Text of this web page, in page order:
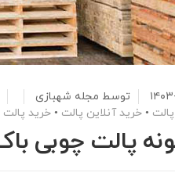
۲۱ توسط مجله شهبازی
• خرید آنلاین پالت • خرید پالت
پالت چوبی